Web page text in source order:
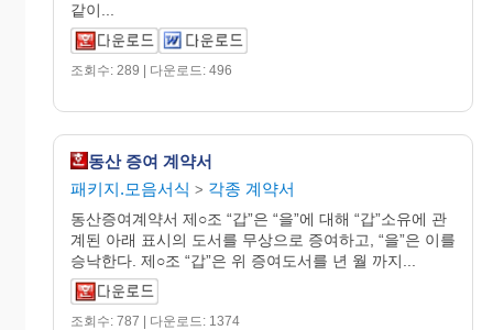
같이...
조회수: 289 | 다운로드: 496
동산 증여 계약서
패키지.모음서식 > 각종 계약서
동산증여계약서 제○조 “갑”은 “을”에 대해 “갑”소유에 관
계된 아래 표시의 도서를 무상으로 증여하고, “을”은 이를
승낙한다. 제○조 “갑”은 위 증여도서를 년 월 까지...
조회수: 787 | 다운로드: 1374